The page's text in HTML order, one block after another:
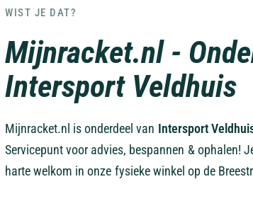
WIST JE DAT?
Mijnracket.nl -
Intersport Veldhuis
Mijnracket.nl is onderdeel van Intersport
Servicepunt voor advies, bespannen & ophalen!
harte welkom in onze fysieke winkel op de